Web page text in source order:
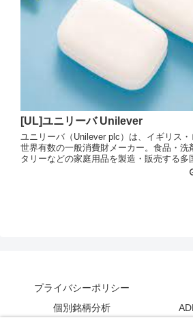
[UL]ユニリーバ Unilever
ユニリーバ（Unilever plc）は、イギリス・
世界有数の一般消費財メーカー。食品・洗
タリーなどの家庭用品を製造・販売する多
プライバシーポリシー
個別銘柄分析